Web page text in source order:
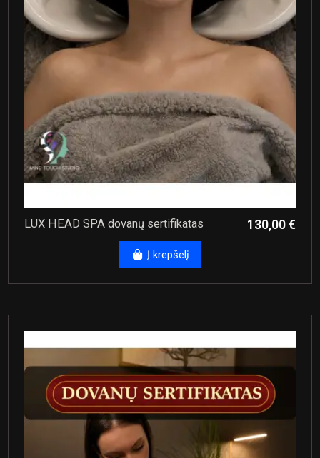
LUX HEAD SPA dovanų sertifikatas 130,00 €
Į krepšelį